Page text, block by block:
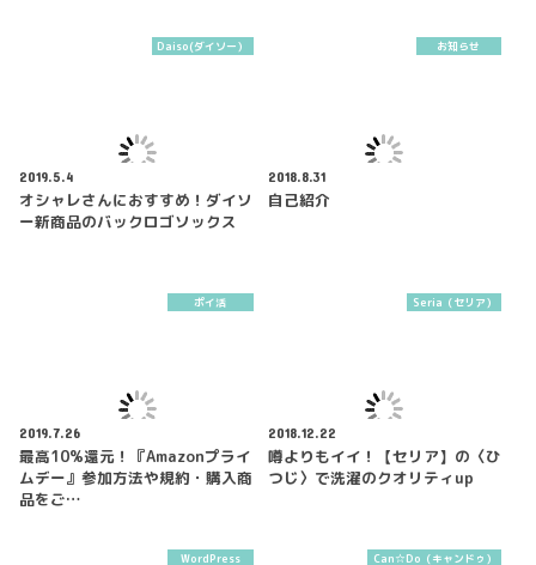
Daiso(ダイソー）
2019.5.4
オシャレさんにおすすめ！ダイソ
ー新商品のバックロゴソックス
お知らせ
2018.8.31
自己紹介
ポイ活
2019.7.26
最高10%還元！『Amazonプライ
ムデー』参加方法や規約・購入商
品をご…
Seria（セリア）
2018.12.22
噂よりもイイ！【セリア】の〈ひ
つじ〉で洗濯のクオリティup
WordPress Can☆Do（キャンドゥ）